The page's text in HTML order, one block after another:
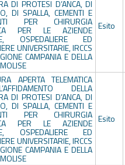
DI PROTESI D’ANCA, DI
DI SPALLA, CEMENTI E
PER CHIRURGIA
PER LE AZIENDE
OSPEDALIERE ED
UNIVERSITARIE, IRCCS
CAMPANIA E DELLA
Esito
APERTA TELEMATICA
DELLA
DI PROTESI D’ANCA, DI
DI SPALLA, CEMENTI E
PER CHIRURGIA
PER LE AZIENDE
OSPEDALIERE ED
UNIVERSITARIE, IRCCS
CAMPANIA E DELLA
Esito